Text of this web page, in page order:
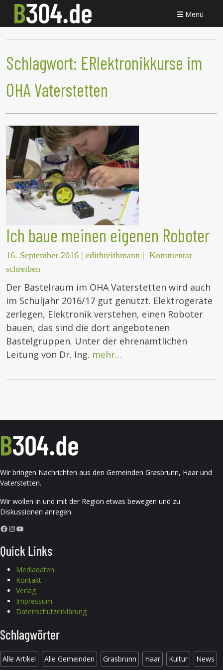
Menü
Schlagwort: ERlektronikkurse im
OHA Vaterstetten
Ich baue meinen eigenen Roboter
16. September 2016 | edithreithmann | Kommentar
schreiben
Der Bastelraum im OHA Vaterstetten wird auch
im Schuljahr 2016/17 gut genutzt. Elektrogeräte
zerlegen, Elektronik verstehen, einen Roboter
bauen, das sind die dort angebotenen
Bastelgruppen. Unter der ehrenamtlichen
Leitung von Dr. Ing. mehr…
Wir bringen Nachrichten aus den Gemeinden Grasbrunn, Haar und
Vaterstetten.
Wir wollen in und mit der Region etwas bewegen und zu
Diskussionen anregen.
Facebook InstagramYouTube
Quick Links
Mediadaten
Kontakt
Verlag
Impressum
Datenschutzerklärung
Schlagwörter
Alle Artikel Alle Gemeinden Grasbrunn Haar Kultur News